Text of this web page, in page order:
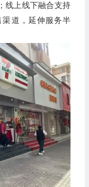
线上线下融合支持
道，延伸服务半